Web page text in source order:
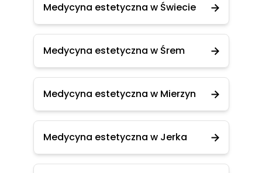
Medycyna estetyczna w Świecie
Medycyna estetyczna w Śrem
Medycyna estetyczna w Mierzyn
Medycyna estetyczna w Jerka